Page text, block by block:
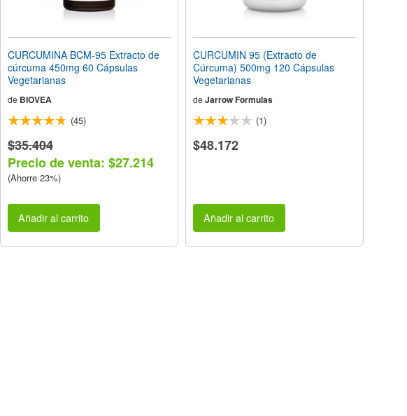
CURCUMINA BCM-95 Extracto de
cúrcuma 450mg 60 Cápsulas
Vegetarianas
de BIOVEA
(45)
$35.404
Precio de venta: $27.214
(Ahorre 23%)
Añadir al carrito
CURCUMIN 95 (Extracto de
Cúrcuma) 500mg 120 Cápsulas
Vegetarianas
de Jarrow Formulas
(1)
$48.172
Añadir al carrito